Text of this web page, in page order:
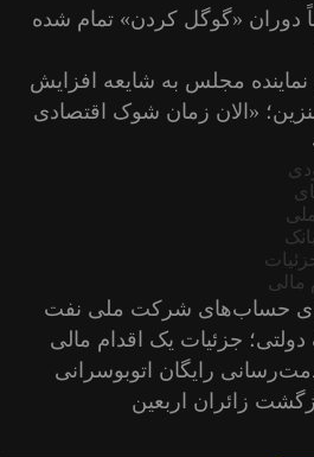
دوران «گوگل کردن» تمام شده
مجلس به شایعه افزایش
«الان زمان شوک اقتصادی
حساب‌های شرکت ملی نفت
دولتی؛ جزئیات یک اقدام مالی
رایگان اتوبوسرانی
زائران اربعین